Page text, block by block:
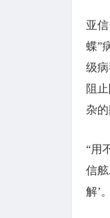
亚
蝶”
级
阻
杂
“用
信
解’